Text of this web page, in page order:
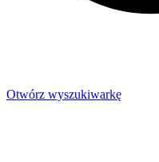
Otwórz wyszukiwarkę